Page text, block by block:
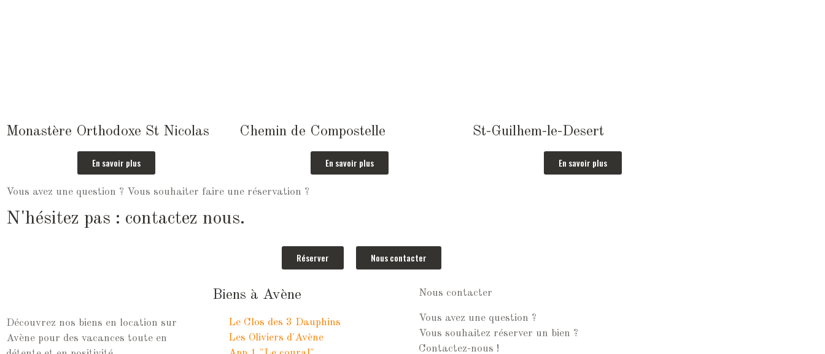
Monastère Orthodoxe St Nicolas
En savoir plus
Chemin de Compostelle
En savoir plus
St-Guilhem-le-Desert
En savoir plus
Vous avez une question ? Vous souhaiter faire une réservation ?
N'hésitez pas : contactez nous.
Réserver Nous contacter
Découvrez nos biens en location sur
Avène pour des vacances toute en
Biens à Avène
Le Clos des 3 Dauphins
Les Oliviers d'Avène
Nous contacter
Vous avez une question ?
Vous souhaitez réserver un bien ?
Contactez-nous !